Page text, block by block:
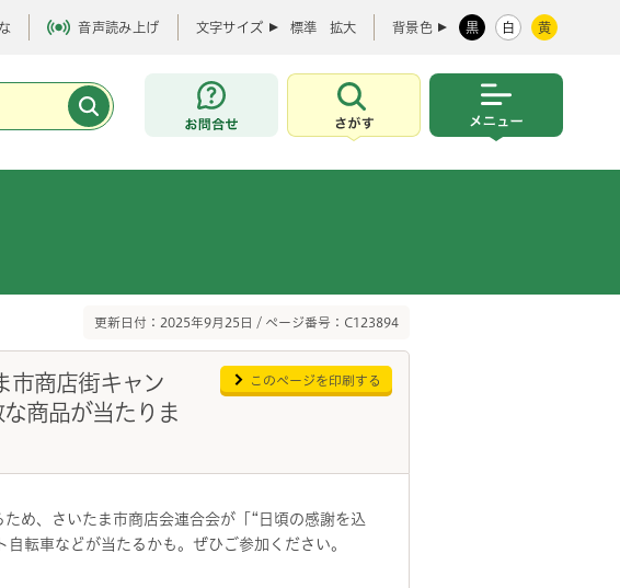
音声読み上げ 文字サイズ 標準 拡大 背景色 黒 白 黄
お問合せ
さがす
更新日付：2025年9月25日 / ページ番号：C123894
市商店街キャン
商品が当たりま
このページを印刷する
め、さいたま市商店会連合会が「“日頃の感謝を込
転車などが当たるかも。ぜひご参加ください。